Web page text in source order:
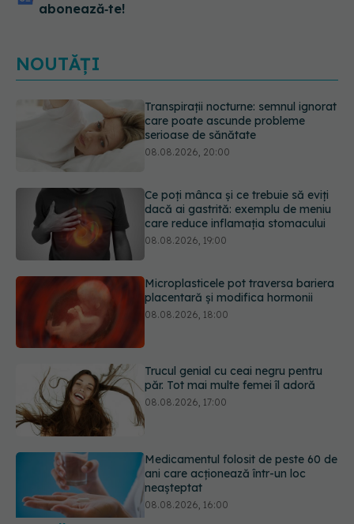
abonează‑te!
NOUTĂȚI
Ce poți mânca și ce trebuie să eviți
dacă ai gastrită: exemplu de meniu
care reduce inflamația stomacului
Microplasticele pot traversa bariera
placentară și modifica hormonii
08.08.2026, 18:00
Trucul genial cu ceai negru pentru
păr. Tot mai multe femei îl adoră
Medicamentul folosit de peste 60 de
ani care acționează într-un loc
Transpirații nocturne: semnul ignorat
care poate ascunde probleme
serioase de sănătate
URMĂREȘTE-NE ȘI PE:
URMĂRITORI